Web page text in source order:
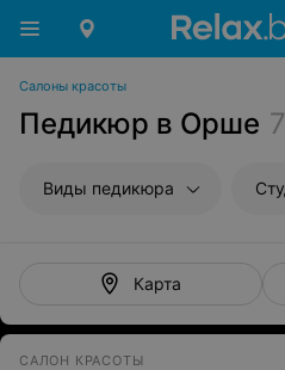
Салоны красоты
Педикюр в Орше 7
Виды педикюра
Карта
САЛОН КРАСОТЫ